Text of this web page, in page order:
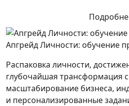
Апгрейд Личности: обучение
Распаковка личности,
глубочайшая трансформация
масштабирование бизнеса,
и персонализированные